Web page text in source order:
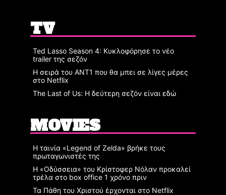
TV
Ted Lasso Season 4: Κυκλοφόρησε το νέο
trailer της σεζόν
Η σειρά του ΑΝΤ1 που θα μπει σε λίγες μέρες
στο Netflix
The Last of Us: Η δεύτερη σεζόν είναι εδώ
MOVIES
Η ταινία «Legend of Zelda» βρήκε τους
πρωταγωνιστές της
Η «Οδύσσεια» του Κρίστοφερ Νόλαν προκαλεί
τρέλα στο box office 1 χρόνο πριν
Τα Πάθη του Χριστού έρχονται στο Netflix